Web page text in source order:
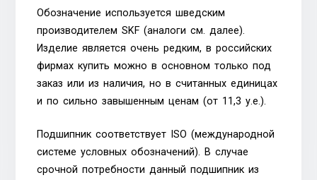
Обозначение используется шведским
производителем SKF (аналоги см. далее).
Изделие является очень редким, в российских
фирмах купить можно в основном только под
заказ или из наличия, но в считанных единицах
и по сильно завышенным ценам (от 11,3 у.е.).
Подшипник соответствует ISO (международной
системе условных обозначений). В случае
срочной потребности данный подшипник из